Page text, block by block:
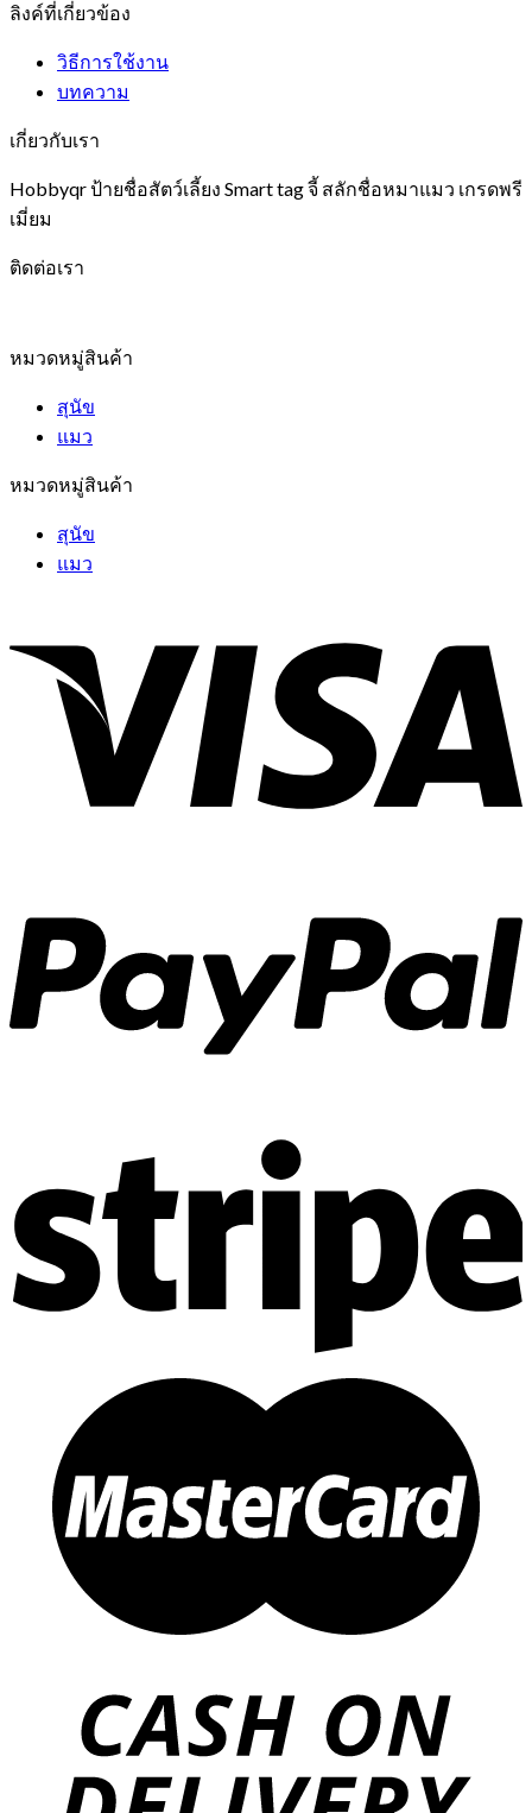
ลิงค์ที่เกี่ยวข้อง
วิธีการใช้งาน
บทความ
เกี่ยวกับเรา
Hobbyqr ป้ายชื่อสัตว์เลี้ยง Smart tag จี้ สลักชื่อหมาแมว เกรดพรี
เมี่ยม
ติดต่อเรา
หมวดหมู่สินค้า
สุนัข
แมว
หมวดหมู่สินค้า
สุนัข
แมว